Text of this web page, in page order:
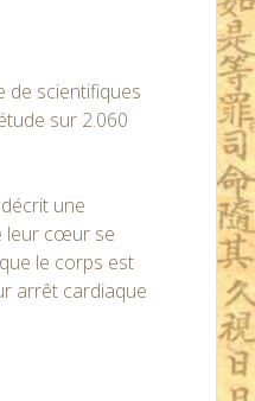
de scientifiques
sur 2.060
une
leur cœur se
le corps est
arrêt cardiaque